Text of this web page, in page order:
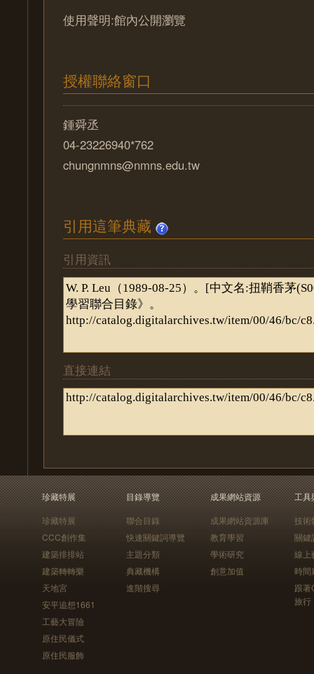
使用聲明:館內公開瀏覽
授權聯絡窗口
鍾舜丞
04-23226940*762
chungnmns@nmns.edu.tw
引用這筆典藏
引用資訊
直接連結
珍藏特展
珍藏特展
CCC創作集
建築排排站
建築轉轉樂
天地宮
安平追想1661
工藝大冒險
原住民儀式
原住民服飾
目錄導覽
聯合目錄
快速關鍵詞導覽
主題分類
典藏機構
進階搜尋
成果網站資源
成果網站資源庫
教育學習
學術研究
創意加值
工具
技術
關鍵
線上
時間
跟
旅行